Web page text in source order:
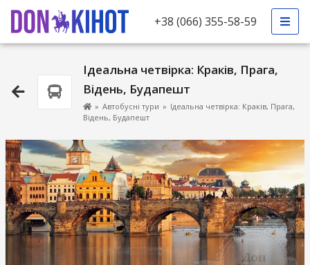
+38 (066) 355-58-59
Ідеальна четвірка: Краків, Прага,
Відень, Будапешт
» Автобусні тури » Ідеальна четвірка: Краків, Прага,
Відень, Будапешт